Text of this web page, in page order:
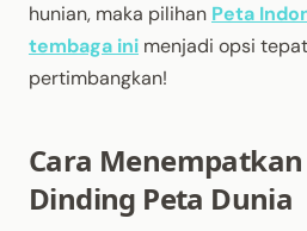
hunian, maka pilihan Peta
tembaga ini menjadi opsi
pertimbangkan!
Cara
Dinding Peta Dunia